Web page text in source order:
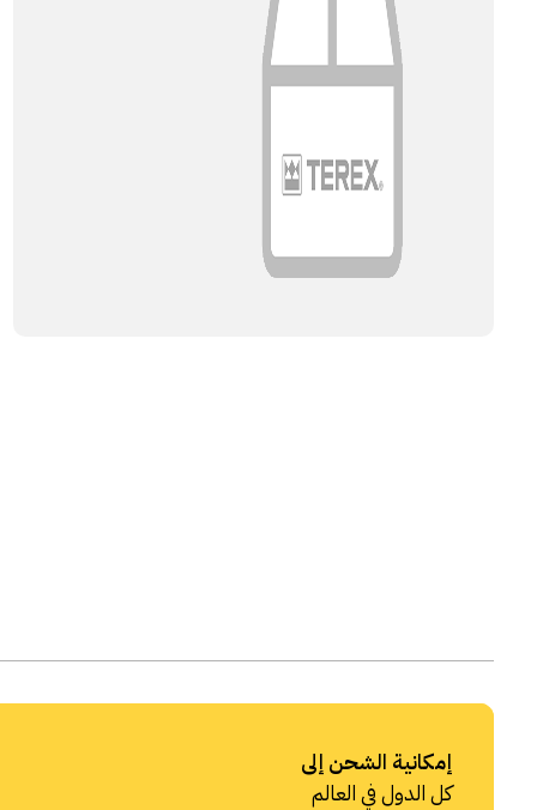
إمكانية الشحن إلى
كل الدول في العالم